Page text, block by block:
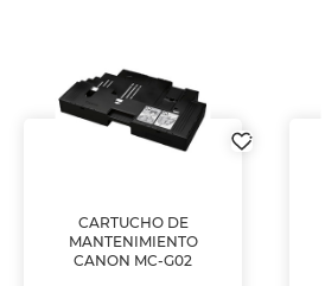
CARTUCHO DE
MANTENIMIENTO
CANON MC-G02